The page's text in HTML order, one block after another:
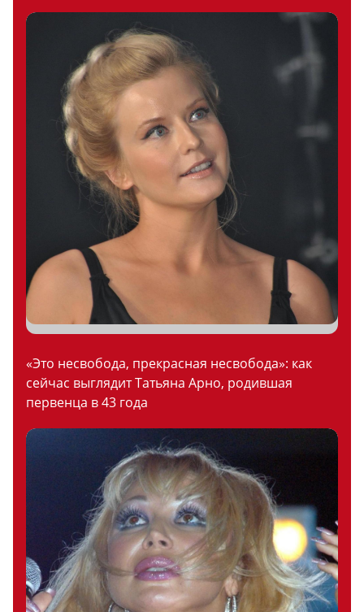
«Это несвобода, прекрасная несвобода»: как
сейчас выглядит Татьяна Арно, родившая
первенца в 43 года